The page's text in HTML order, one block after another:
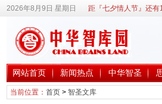
2026年8月9日 星期日 距『七夕情人节』还有
网站首页 新闻热点 中华智圣
当前位置： 首页> 智圣文库